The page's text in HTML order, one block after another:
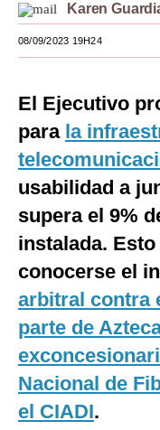
Moda
Estilos
Mundo
EEUU
México
Internacional
Tecnología
Club del Suscriptor
Mix
G de Gestión
Notas Contratadas
Karen
08/09/2023 19H24
El Ejecutivo
para la
usabilidad a
supera el 9%
instalada.
conocerse el
arbitral contra
parte de
Nacional de
el CIADI.